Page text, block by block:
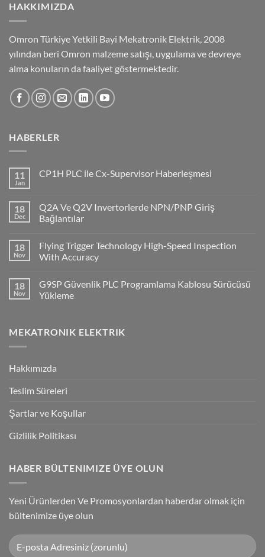
HAKKIMIZDA
Omron Türkiye Yetkili Bayi Mekatronik Elektrik, 2008
yılından beri Omron malzeme satışı, uygulama ve devreye
alma konuların da faaliyet göstermektedir.
HABERLER
11
Jan
CP1H PLC ile Cx-Supervisor Haberleşmesi
CP1H
PLC
ile
Haberleşmesi
18
Dec
Q2A Ve Q2V Invertorlerde NPN/PNP Giriş
Bağlantılar
on
Q2A
Ve
NPN/PNP
Giriş
Bağlantılar
18
Nov
Flying Trigger Technology High-Speed Inspection
With Accuracy
on
Flying
Trigger
Inspection
With
18
Nov
G9SP Güvenlik PLC Programlama Kablosu Sürücüsü
Yükleme
G9SP
Güvenlik
Sürücüsü
MEKATRONIK ELEKTRIK
Hakkımızda
Teslim Süreleri
Şartlar ve Koşullar
Gizlilik Politikası
HABER BÜLTENIMIZE ÜYE OLUN
Yeni Ürünlerden Ve Promosyonlardan haberdar olmak için
bültenimize üye olun